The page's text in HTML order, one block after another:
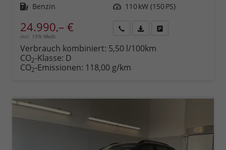
Kraftstoff Benzin Leistung 110 kW (150 PS)
24.990,– €
incl. 19% MwSt.
anfordern
Datei,
Verbrauch kombiniert: 5,50 l/100km
CO2-Klasse: D
CO2-Emissionen: 118,00 g/km